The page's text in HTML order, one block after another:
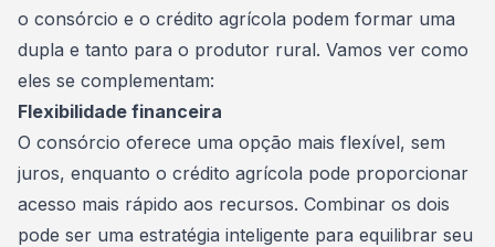
o consórcio e o crédito agrícola podem formar uma
dupla e tanto para o produtor rural. Vamos ver como
eles se complementam:
Flexibilidade financeira
O consórcio oferece uma opção mais flexível, sem
juros, enquanto o crédito agrícola pode proporcionar
acesso mais rápido aos recursos. Combinar os dois
pode ser uma estratégia inteligente para equilibrar seu